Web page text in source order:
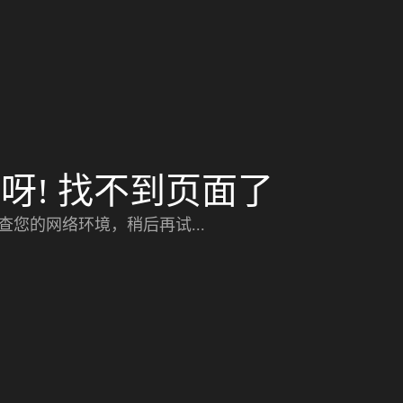
! 找不到页面了
您的网络环境，稍后再试...